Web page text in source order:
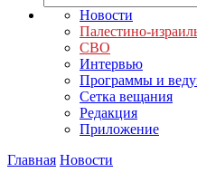
Новости
Палестино-
СВО
Интервью
Программы и
Сетка вещания
Редакция
Приложение
Главная Новости